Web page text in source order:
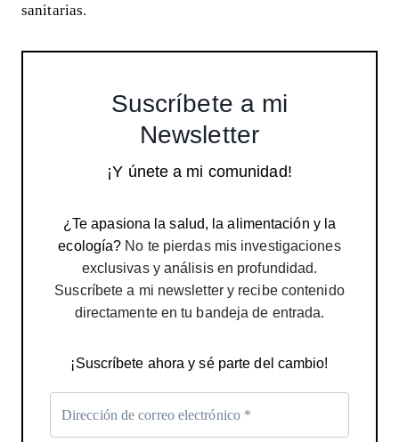
sanitarias.
Suscríbete a mi
Newsletter
¡Y únete a mi comunidad!
¿Te apasiona la salud, la alimentación y la
ecología? No te pierdas mis investigaciones
exclusivas y análisis en profundidad.
Suscríbete a mi newsletter y recibe contenido
directamente en tu bandeja de entrada.
¡Suscríbete ahora y sé parte del cambio!